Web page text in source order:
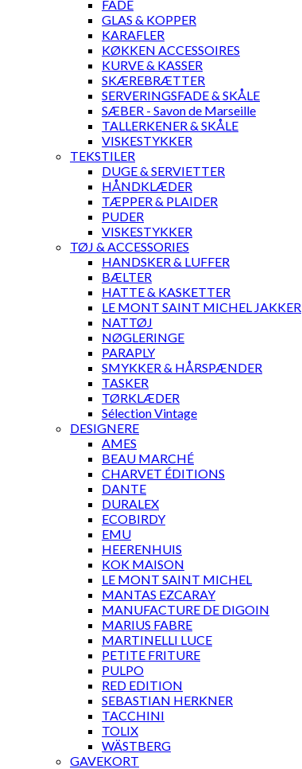
FADE
GLAS & KOPPER
KARAFLER
KØKKEN ACCESSOIRES
KURVE & KASSER
SKÆREBRÆTTER
SERVERINGSFADE & SKÅLE
SÆBER - Savon de Marseille
TALLERKENER & SKÅLE
VISKESTYKKER
TEKSTILER
DUGE & SERVIETTER
HÅNDKLÆDER
TÆPPER & PLAIDER
PUDER
VISKESTYKKER
TØJ & ACCESSORIES
HANDSKER & LUFFER
BÆLTER
HATTE & KASKETTER
LE MONT SAINT MICHEL JAKKER
NATTØJ
NØGLERINGE
PARAPLY
SMYKKER & HÅRSPÆNDER
TASKER
TØRKLÆDER
Sélection Vintage
DESIGNERE
AMES
BEAU MARCHÉ
CHARVET ÉDITIONS
DANTE
DURALEX
ECOBIRDY
EMU
HEERENHUIS
KOK MAISON
LE MONT SAINT MICHEL
MANTAS EZCARAY
MANUFACTURE DE DIGOIN
MARIUS FABRE
MARTINELLI LUCE
PETITE FRITURE
PULPO
RED EDITION
SEBASTIAN HERKNER
TACCHINI
TOLIX
WÄSTBERG
GAVEKORT